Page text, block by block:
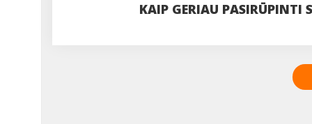
KAIP GERIAU PASIRŪPINTI